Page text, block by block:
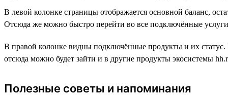
В левой колонке страницы отображается основной баланс,
Отсюда же можно быстро перейти во все подключённые
В правой колонке видны подключённые продукты и их
отсюда можно будет зайти и в другие продукты экосистемы
Полезные советы и напоминания